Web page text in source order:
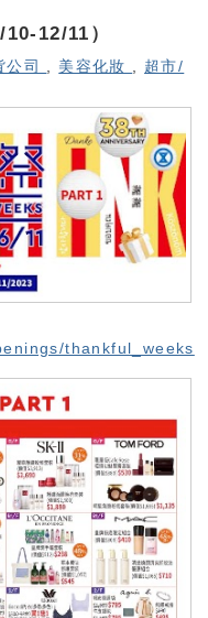
12/11）
公司 美容化妝
超市/
thankful_weeks